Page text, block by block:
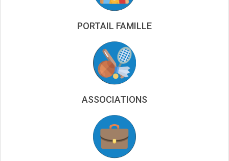
PORTAIL FAMILLE
ASSOCIATIONS